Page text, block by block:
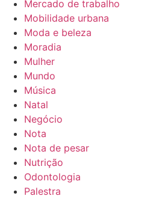
Mercado de trabalho
Mobilidade urbana
Moda e beleza
Moradia
Mulher
Mundo
Música
Natal
Negócio
Nota
Nota de pesar
Nutrição
Odontologia
Palestra